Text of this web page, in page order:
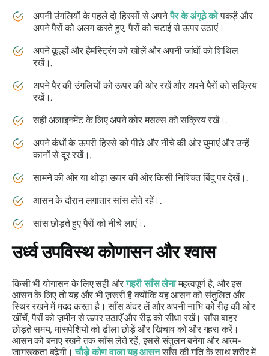
अपनी उंगलियों के पहले दो हिस्सों से अपनेपैर के अंगूठे कोपकड़ें और
अपने पैरों को अलग करते हुए, पैरों को चटाई से ऊपर उठाएं।
अपने कूल्हों और हैमस्ट्रिंग को खोलें और अपनी जांघों को शिथिल
रखें।.
अपने पैर की उंगलियों को ऊपर की ओर रखें और अपने पैरों को सक्रिय
रखें।.
सही अलाइनमेंट के लिए अपने कोर मसल्स को सक्रिय रखें।.
अपने कंधों के ऊपरी हिस्से को पीछे और नीचे की ओर घुमाएं और उन्हें
कानों से दूर रखें।.
सामने की ओर या थोड़ा ऊपर की ओर किसी निश्चित बिंदु पर देखें।.
आसन के दौरान लगातार सांस लेते रहें।.
सांस छोड़ते हुए पैरों को नीचे लाएं।.
उर्ध्व उपविस्थ कोणासनऔर श्वास
किसी भी योगासन के लिए सही औरगहरी साँस लेनामहत्वपूर्ण है, और इस
आसन के लिए तो यह और भी ज़रूरी है क्योंकि यह आसन को संतुलित और
स्थिर रखने में मदद करता है। साँस अंदर लें और अपनी नाभि को रीढ़ की ओर
खींचें, पैरों को ज़मीन से ऊपर उठाएँ और रीढ़ को सीधा रखें। साँस बाहर
छोड़ते समय, मांसपेशियों को ढीला छोड़ें और खिंचाव को और गहरा करें।
आसन को बनाए रखने तक साँस लेते रहें, इससे संतुलन बनेगा और आत्म-
जागरूकता बढ़ेगी।चौड़े कोण वाला यह आसनसाँस की गति के साथ शरीर में